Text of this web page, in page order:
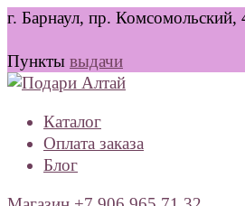
Перейти
содержанию
г. Барнаул, пр. Комсомольский,
Пункты выдачи
Каталог
Оплата заказа
Блог